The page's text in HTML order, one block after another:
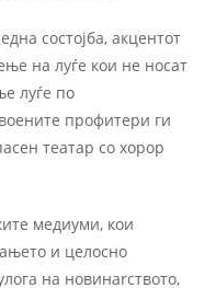
состојба, акцентот
на луѓе кои не носат
луѓе по
профитери ги
театар со хорор
медиуми, кои
и целосно
на новинаrството,